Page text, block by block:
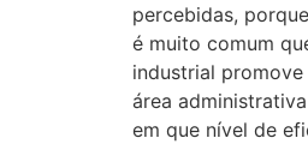
percebidas,
é muito comum
industrial
área
em que nível de